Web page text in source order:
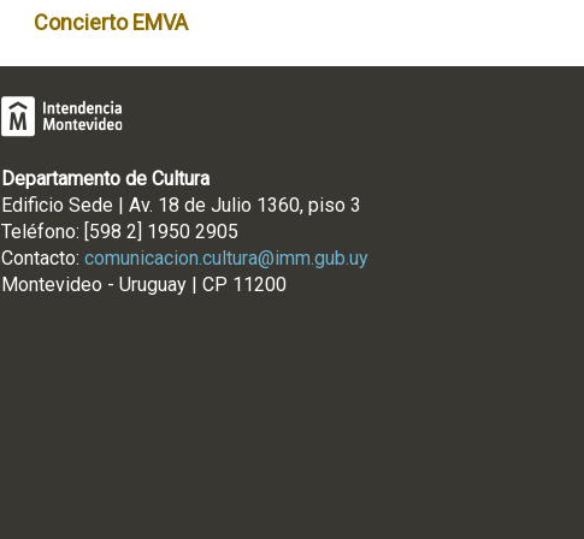
Concierto EMVA
Departamento de Cultura
Edificio Sede | Av. 18 de Julio 1360, piso 3
Teléfono: [598 2] 1950 2905
Contacto: comunicacion.cultura@imm.gub.uy
Montevideo - Uruguay | CP 11200